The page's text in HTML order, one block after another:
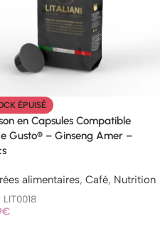
ÉPUISÉ
en Capsules Compatible
Gusto® – Ginseng Amer –
alimentaires, Café, Nutrition
LIT0018
€